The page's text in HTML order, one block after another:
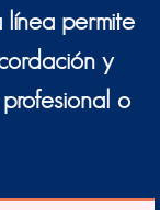
permite
y
o